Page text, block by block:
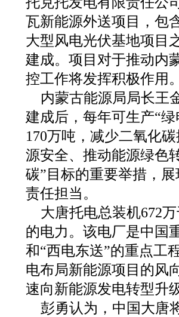
瓦新能源外送项目，包
大型风电光伏基地项目
建成。项目对于推动内
控工作将发挥积极作用。
内蒙古能源局局长王
建成后，每年可生产“
170万吨，减少二氧化
源安全、推动能源绿色
碳”目标的重要举措，
责任担当。
大唐托电总装机672
的电力。该电厂是中国
和“西电东送”的重点工
电布局新能源项目的风
速向新能源发电转型升
彭勇认为，中国大唐